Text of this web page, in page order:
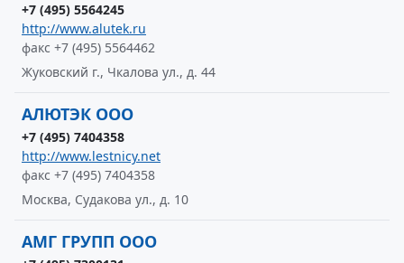
+7 (495) 5564245
http://www.alutek.ru
факс +7 (495) 5564462
Жуковский г., Чкалова ул., д. 44
АЛЮТЭК ООО
+7 (495) 7404358
http://www.lestnicy.net
факс +7 (495) 7404358
Москва, Судакова ул., д. 10
АМГ ГРУПП ООО